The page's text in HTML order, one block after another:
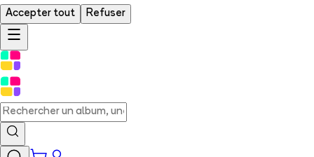
Accepter tout Refuser